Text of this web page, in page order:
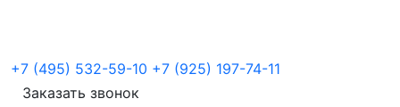
+7 (495) 532-59-10 +7 (925) 197-74-11
Заказать звонок